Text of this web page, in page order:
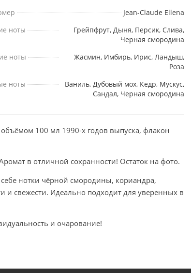
Jean-Claude Ellena
ноты
Грейпфрут, Дыня, Персик, Слива,
Черная смородина
ноты
Жасмин, Имбирь, Ирис, Ландыш,
Роза
ноты
Ваниль, Дубовый мох, Кедр, Мускус,
Сандал, Черная смородина
100 мл 1990-х годов выпуска, флакон
в отличной сохранности! Остаток на фото.
нотки чёрной смородины, кориандра,
и свежести. Идеально подходит для уверенных в
и очарование!